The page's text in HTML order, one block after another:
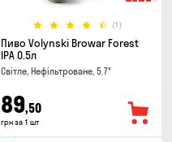
(1)
Пиво Volynski Browar Forest
IPA 0.5л
Світле, Нефільтроване, 5.7°
89,50
грн за 1 шт